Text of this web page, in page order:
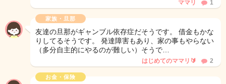
ママリ 1
家族・旦那
友達の旦那がギャンブル依存症だそうです。 借金もかな
りしてるそうです。 発達障害もあり、家の事もやらない
（多分自主的にやるのが難しい）そうで…
はじめてのママリ🔰 2
お金・保険